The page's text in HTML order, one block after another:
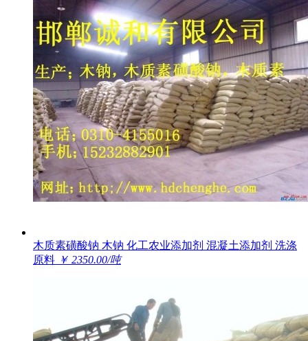
木质素磺酸钠 木钠 化工农业添加剂 混凝土添加剂 洗涤
原料 ￥ 2350.00/吨